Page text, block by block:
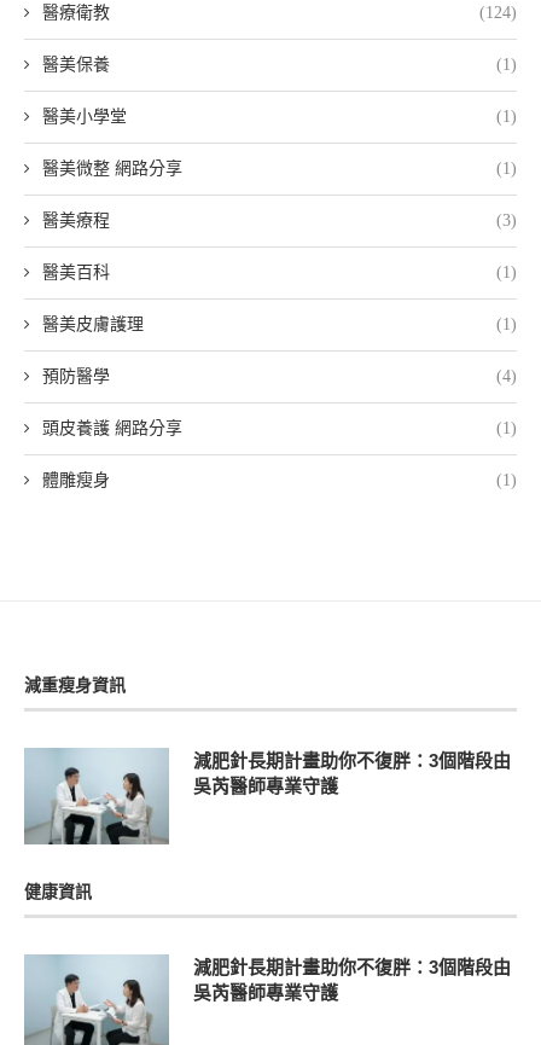
醫療衛教 (124)
醫美保養 (1)
醫美小學堂 (1)
醫美微整 網路分享 (1)
醫美療程 (3)
醫美百科 (1)
醫美皮膚護理 (1)
預防醫學 (4)
頭皮養護 網路分享 (1)
體雕瘦身 (1)
減重瘦身資訊
減肥針長期計畫助你不復胖：3個階段由
吳芮醫師專業守護
健康資訊
減肥針長期計畫助你不復胖：3個階段由
吳芮醫師專業守護